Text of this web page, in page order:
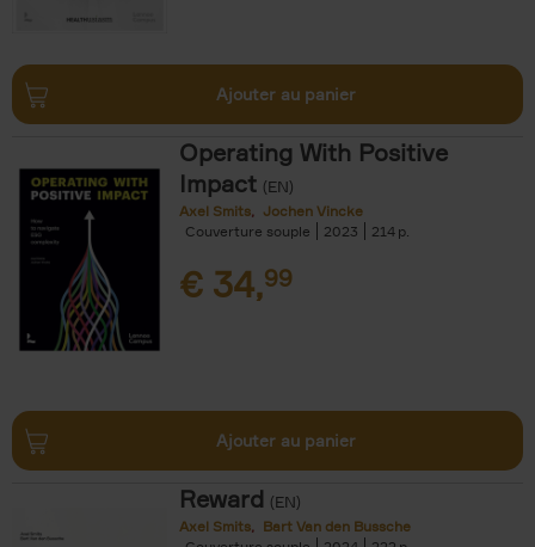
Ajouter au panier
Operating With Positive
Impact (EN)
Axel Smits
Jochen Vincke
Couverture souple
2023 214
€ 34,99
Ajouter au panier
Reward (EN)
Axel Smits
Bart Van den Bussche